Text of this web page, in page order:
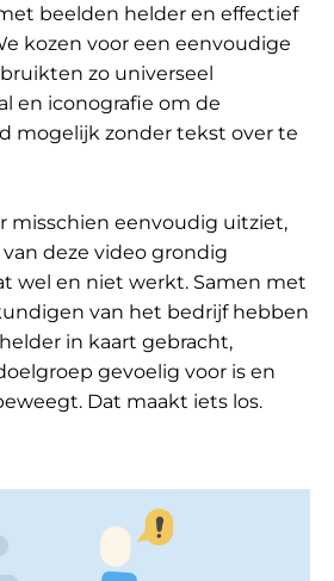
beelden helder en effectief
kozen voor een eenvoudige
zo universeel
en iconografie om de
mogelijk zonder tekst over te
misschien eenvoudig uitziet,
deze video grondig
wel en niet werkt. Samen met
van het bedrijf hebben
in kaart gebracht,
gevoelig voor is en
Dat maakt iets los.